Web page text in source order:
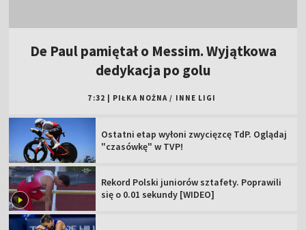
De Paul pamiętał o Messim. Wyjątkowa
dedykacja po golu
7:32 | PIŁKA NOŻNA / INNE LIGI
Ostatni etap wyłoni zwycięzcę TdP. Oglądaj
"czasówkę" w TVP!
Rekord Polski juniorów sztafety. Poprawili
się o 0.01 sekundy [WIDEO]